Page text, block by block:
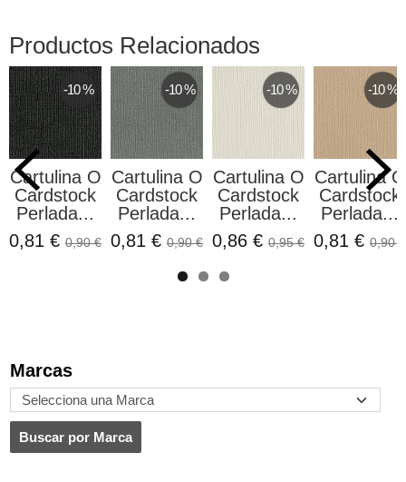
Marcas
Productos Relacionados
-10 %
Cartulina O
Cardstock
Perlada...
0,81 € 0,90 €
-10 %
Cartulina O
Cardstock
Perlada...
0,81 € 0,90 €
-10 %
Cartulina O
Cardstock
Perlada...
0,86 € 0,95 €
-10 %
Cartulina O
Cardstock
Perlada...
0,81 € 0,90 €